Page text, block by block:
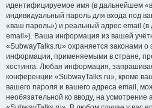
идентифицируемое имя (в дальнейшем
индивидуальный пароль для входа под
«ваш пароль») и реальный адрес email
email»). Ваша информация из вашей
«SubwayTalks.ru» охраняется законами
информации, применяемыми в стране,
хостинга. Любая информация,
конференции «SubwayTalks.ru», кроме
вашего пароля и вашего адреса email,
необязательной ко вводу, на